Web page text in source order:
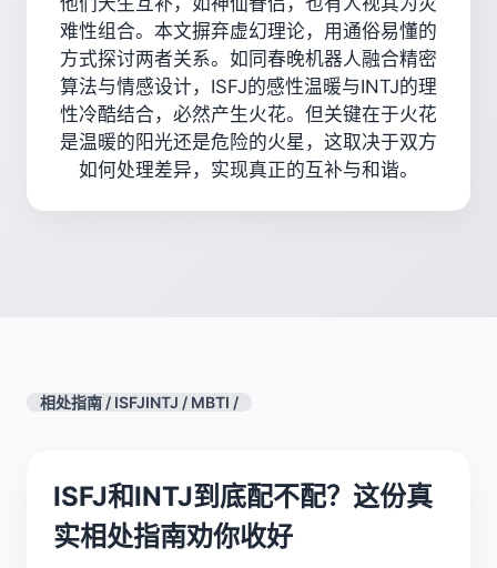
难性组合。本文摒弃虚幻理论，用通俗易懂的
方式探讨两者关系。如同春晚机器人融合精密
算法与情感设计，ISFJ的感性温暖与INTJ的理
性冷酷结合，必然产生火花。但关键在于火花
是温暖的阳光还是危险的火星，这取决于双方
如何处理差异，实现真正的互补与和谐。
相处指南 / ISFJINTJ / MBTI /
ISFJ和INTJ到底配不配？这份真
实相处指南劝你收好